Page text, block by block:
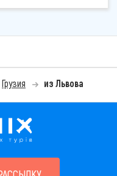
Грузия из Львова